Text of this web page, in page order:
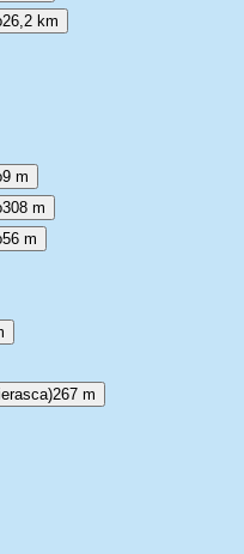
26,2 km
9 m
308 m
56 m
267 m